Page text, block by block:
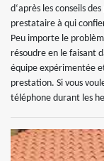
d‘après les conseils
prestataire à qui
Peu importe le
résoudre en le faisant
équipe expérimentée
prestation. Si vous
téléphone durant les